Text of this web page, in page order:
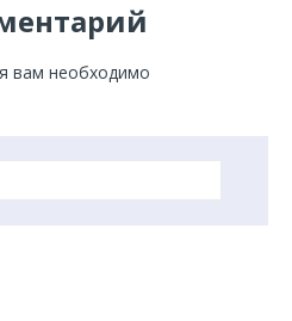
вам необходимо